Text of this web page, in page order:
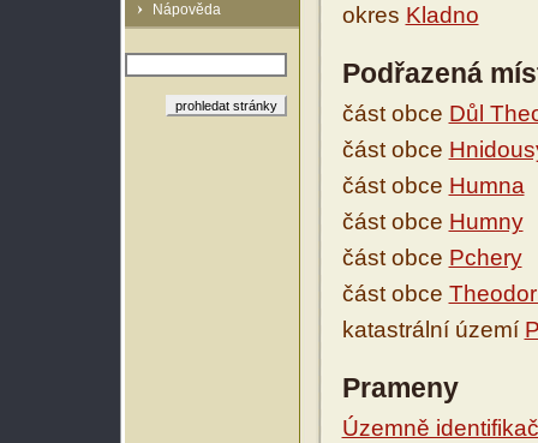
Nápověda okres Kladno
Podřazená
část obce Důl
část obce
část obce Humna
část obce Humny
část obce Pchery
část obce
katastrální území
Prameny
Územně